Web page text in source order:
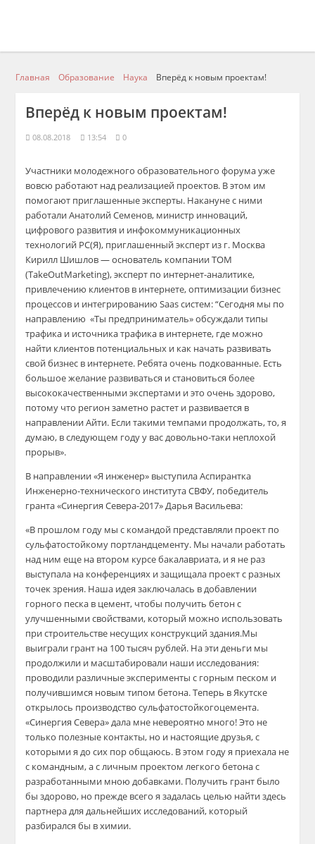
Главная Образование Наука Вперёд к новым проектам!
Вперёд к новым проектам!
08.08.2018 13:54 0
Участники молодежного образовательного форума уже
вовсю работают над реализацией проектов. В этом им
помогают приглашенные эксперты. Накануне с ними
работали Анатолий Семенов, министр инноваций,
цифрового развития и инфокоммуникационных
технологий РС(Я), приглашенный эксперт из г. Москва
Кирилл Шишлов — основатель компании ТОМ
(TakeOutMarketing), эксперт по интернет-аналитике,
привлечению клиентов в интернете, оптимизации бизнес
процессов и интегрированию Saas систем: “Сегодня мы по
направлению «Ты предприниматель»обсуждали типы
трафика и источника трафика в интернете, где можно
найти клиентов потенциальных и как начать развивать
свой бизнес в интернете. Ребята очень подкованные. Есть
большоежелание развиваться и становиться более
высококачественными экспертами и это очень здорово,
потому что регион заметно растет и развивается в
направленииАйти. Если такими темпами продолжать, то, я
думаю, в следующем году у вас довольно-таки неплохой
прорыв».
В направлении «Я инженер» выступилаАспирантка
Инженерно-технического института СВФУ, победитель
гранта «Синергия Севера-2017» Дарья Васильева:
«В прошлом году мы с командой представляли проект по
сульфатостойкому портландцементу. Мы начали работать
над ним еще на втором курсебакалавриата, и я не раз
выступала на конференциях и защищала проект с разных
точек зрения. Наша идея заключалась в добавлении
горного песка в цемент, чтобы получить бетон с
улучшенными свойствами, который можно использовать
при строительстве несущих конструкцийздания.Мы
выиграли грант на 100 тысяч рублей. На эти деньги мы
продолжили и масштабировали наши исследования:
проводили различные эксперименты с горным песком и
получившимся новым типом бетона. Теперь в Якутске
открылось производствосульфатостойкогоцемента.
«Синергия Севера» дала мне невероятно много! Это не
только полезные контакты, но и настоящие друзья, с
которыми я до сих пор общаюсь. В этом году я приехала не
с командным, а с личным проектом легкого бетона с
разработанными мною добавками. Получить грант было
бы здорово, но прежде всего я задалась целью найтиздесь
партнера для дальнейших исследований, который
разбирался бы в химии.